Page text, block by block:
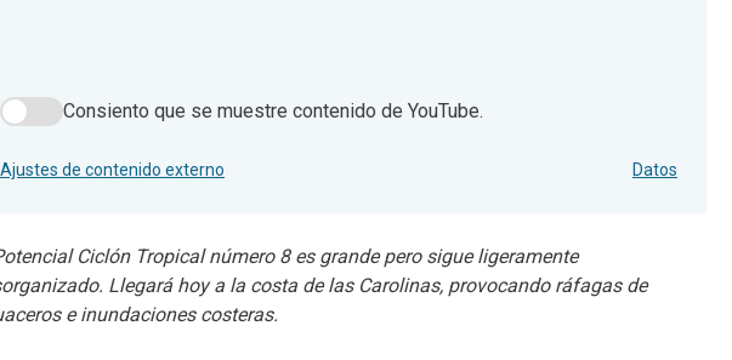
Consiento que se muestre contenido de YouTube.
Consiento que se muestre contenido de YouTube.
Ajustes de contenido externo Datos
Ciclón Tropical número 8 es grande pero sigue ligeramente
Llegará hoy a la costa de las Carolinas, provocando ráfagas de
e inundaciones costeras.